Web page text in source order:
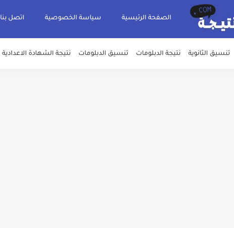
الصفحة الرئيسية سياسة الخصوصية اتصل بنا
تنسيق الثانوية نتيجة الدبلومات تنسيق الدبلومات نتيجة الشهادة الاعدادية